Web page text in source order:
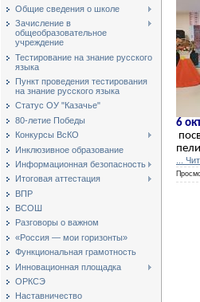
Общие сведения о школе
Зачисление в
общеобразовательное
учреждение
Тестирование на знание русского
языка
Пункт проведения тестирования
на знание русского языка
Статус ОУ "Казачье"
80-летие Победы
Конкурсы ВсКО
Инклюзивное образование
Информационная безопасность
Итоговая аттестация
ВПР
ВСОШ
Разговоры о важном
«Россия — мои горизонты»
Функциональная грамотность
Инновационная площадка
ОРКСЭ
Наставничество
6